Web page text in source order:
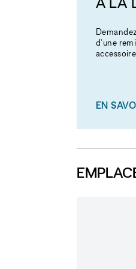
d'une
EN